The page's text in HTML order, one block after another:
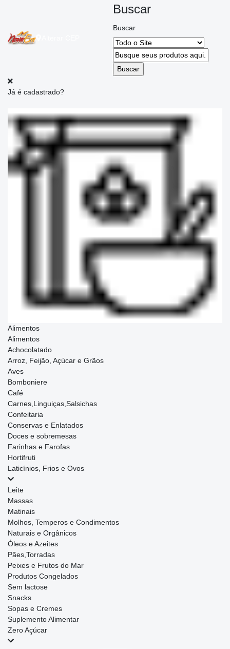
Buscar
Buscar
Já é cadastrado?
Alimentos
Alimentos
Achocolatado
Arroz, Feijão, Açúcar e Grãos
Aves
Bomboniere
Café
Carnes,Linguiças,Salsichas
Confeitaria
Conservas e Enlatados
Doces e sobremesas
Farinhas e Farofas
Hortifruti
Laticínios, Frios e Ovos
Leite
Massas
Matinais
Molhos, Temperos e Condimentos
Naturais e Orgânicos
Óleos e Azeites
Pães,Torradas
Peixes e Frutos do Mar
Produtos Congelados
Sem lactose
Snacks
Sopas e Cremes
Suplemento Alimentar
Zero Açúcar